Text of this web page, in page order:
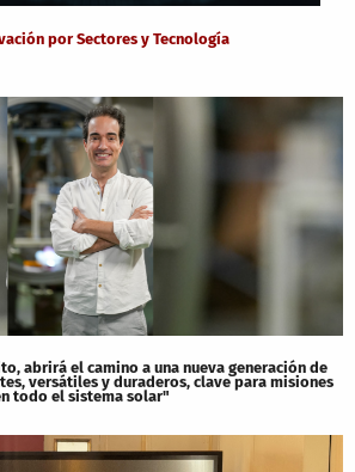
por Sectores y Tecnología
abrirá el camino a una nueva generación de
versátiles y duraderos, clave para misiones
todo el sistema solar"